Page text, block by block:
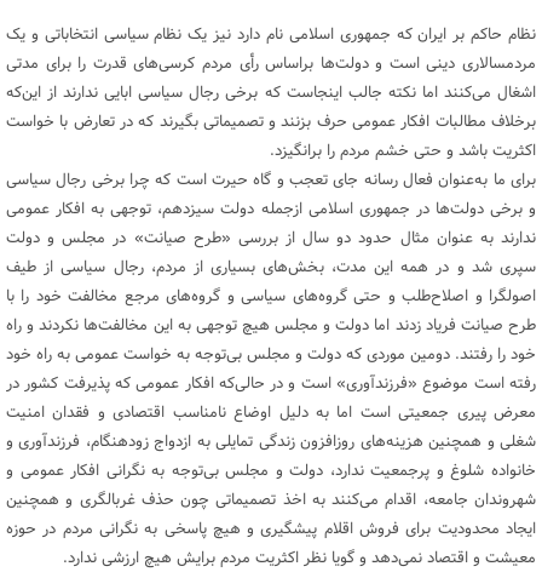
نظام حاکم بر ایران که جمهوری اسلامی نام دارد نیز یک نظام سیاسی انتخاباتی و یک
مردمسالاری دینی است و دولت‌ها براساس رأی مردم کرسی‌های قدرت را برای مدتی
اشغال می‌کنند اما نکته جالب اینجاست که برخی رجال سیاسی ابایی ندارند از این‌که
برخلاف مطالبات افکار عمومی حرف بزنند و تصمیماتی بگیرند که در تعارض با خواست
اکثریت باشد و حتی خشم مردم را برانگیزد.
برای ما به‌عنوان فعال رسانه جای تعجب و گاه حیرت است که چرا برخی رجال سیاسی
و برخی دولت‌ها در جمهوری اسلامی ازجمله دولت سیزدهم، توجهی به افکار عمومی
ندارند به عنوان مثال حدود دو سال از بررسی «طرح صیانت» در مجلس و دولت
سپری شد و در همه این مدت، بخش‌های بسیاری از مردم، رجال سیاسی از طیف
اصولگرا و اصلاح‌طلب و حتی گروه‌های سیاسی و گروه‌های مرجع مخالفت خود را با
طرح صیانت فریاد زدند اما دولت و مجلس هیچ توجهی به این مخالفت‌ها نکردند و راه
خود را رفتند. دومین موردی که دولت و مجلس بی‌توجه به خواست عمومی به راه خود
رفته است موضوع «فرزندآوری» است و در حالی‌که افکار عمومی که پذیرفت کشور در
معرض پیری جمعیتی است اما به دلیل اوضاع نامناسب اقتصادی و فقدان امنیت
شغلی و همچنین هزینه‌های روزافزون زندگی تمایلی به ازدواج زودهنگام، فرزندآوری و
خانواده شلوغ و پرجمعیت ندارد، دولت و مجلس بی‌توجه به نگرانی افکار عمومی و
شهروندان جامعه، اقدام می‌کنند به اخذ تصمیماتی چون حذف غربالگری و همچنین
ایجاد محدودیت برای فروش اقلام پیشگیری و هیچ پاسخی به نگرانی مردم در حوزه
معیشت و اقتصاد نمی‌دهد و گویا نظر اکثریت مردم برایش هیچ ارزشی ندارد.